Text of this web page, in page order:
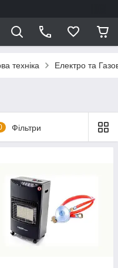
техніка Електро та
Фільтри